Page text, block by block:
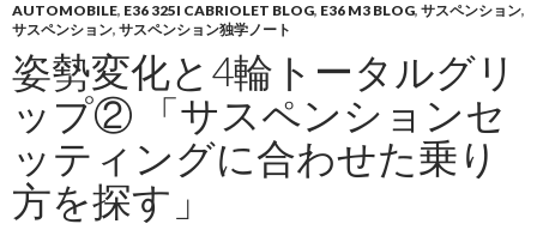
ン
ツ
へ
移
動
AUTOMOBILE, E36 325I CABRIOLET BLOG, E36 M3 BLOG, サスペンション,
サスペンション, サスペンション独学ノート
姿勢変化と4輪トータルグリ
ップ② 「サスペンションセ
ッティングに合わせた乗り
方を探す」